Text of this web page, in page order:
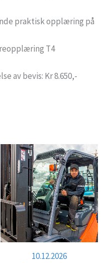
praktisk opplæring på
T4
av bevis: Kr 8.650,-
10.12.2026